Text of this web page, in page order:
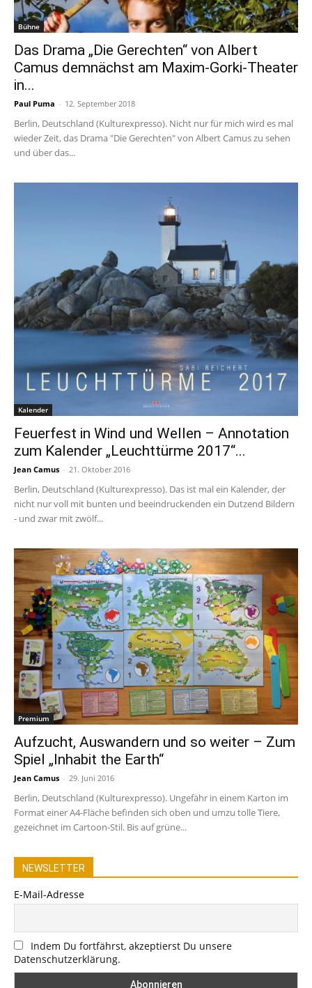
Bühne
Das Drama „Die Gerechten“ von Albert
Camus demnächst am Maxim-Gorki-Theater
in...
Paul Puma - 12. September 2018
Berlin, Deutschland (Kulturexpresso). Nicht nur für mich wird es mal
wieder Zeit, das Drama "Die Gerechten" von Albert Camus zu sehen
und über das...
Kalender
Feuerfest in Wind und Wellen – Annotation
zum Kalender „Leuchttürme 2017“...
Jean Camus - 21. Oktober 2016
Berlin, Deutschland (Kulturexpresso). Das ist mal ein Kalender, der
nicht nur voll mit bunten und beeindruckenden ein Dutzend Bildern
- und zwar mit zwölf...
Premium
Aufzucht, Auswandern und so weiter – Zum
Spiel „Inhabit the Earth“
Jean Camus - 29. Juni 2016
Berlin, Deutschland (Kulturexpresso). Ungefähr in einem Karton im
Format einer A4-Fläche befinden sich oben und umzu tolle Tiere,
gezeichnet im Cartoon-Stil. Bis auf grüne...
NEWSLETTER
E-Mail-Adresse
Indem Du fortfährst, akzeptierst Du unsere
Datenschutzerklärung.